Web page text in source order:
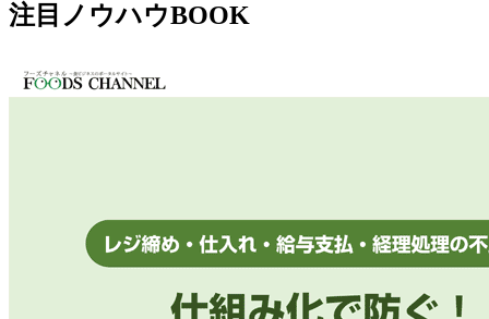
注目ノウハウBOOK